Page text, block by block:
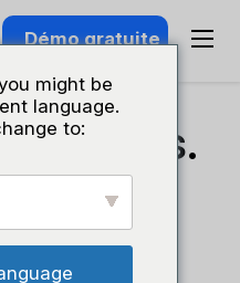
Démo gratuite
client vs.
:
est le
might be
language.
to: